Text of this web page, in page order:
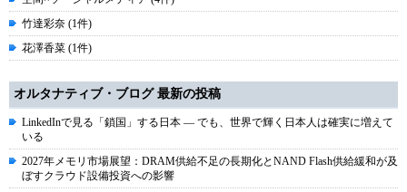
竹達彩奈 (1件)
花澤香菜 (1件)
オルタナティブ・ブログ 最新の投稿
LinkedInで見る「鎖国」する日本 ― でも、世界で輝く日本人は確実に増えて
いる
2027年メモリ市場展望：DRAM供給不足の長期化とNAND Flash供給緩和が及
ぼすクラウド設備投資への影響